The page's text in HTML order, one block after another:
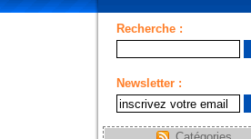
Recherche :
Newsletter :